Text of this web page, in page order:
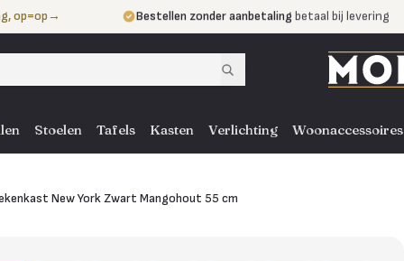
op=op→ Bestellen zonder aanbetaling betaal bij levering
Eigen bezorgdienst door heel NL, BE en DE
Stoelen Tafels Kasten Verlichting Woonaccessoires
New York Zwart Mangohout 55 cm